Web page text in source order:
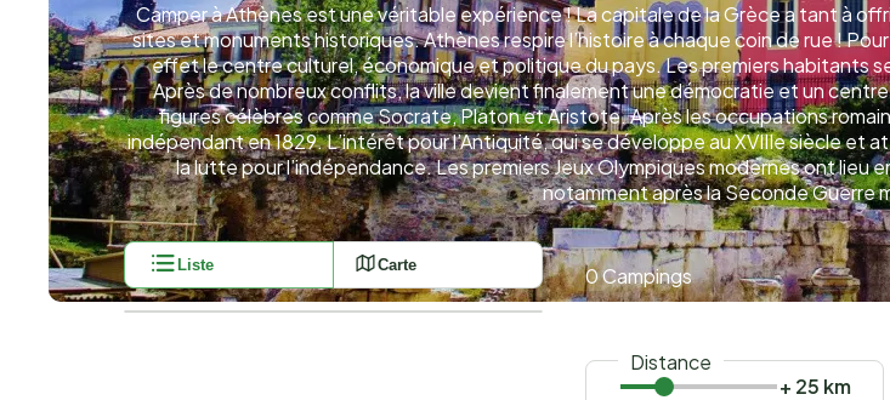
Camper à Athènes est une véritable expérience ! La capitale de la Grèce a tant à
sites et monuments historiques. Athènes respire l’histoire à chaque coin de rue !
effet le centre culturel, économique et politique du pays. Les premiers habitants
Après de nombreux conflits, la ville devient finalement une démocratie et un
figures célèbres comme Socrate, Platon et Aristote. Après les occupations
indépendant en 1829. L’intérêt pour l’Antiquité, qui se développe au XVIIIe siècle
la lutte pour l’indépendance. Les premiers Jeux Olympiques modernes ont lieu
notamment après la Seconde Guerre
Liste Carte 0 Campings
Distance
+ 25 km